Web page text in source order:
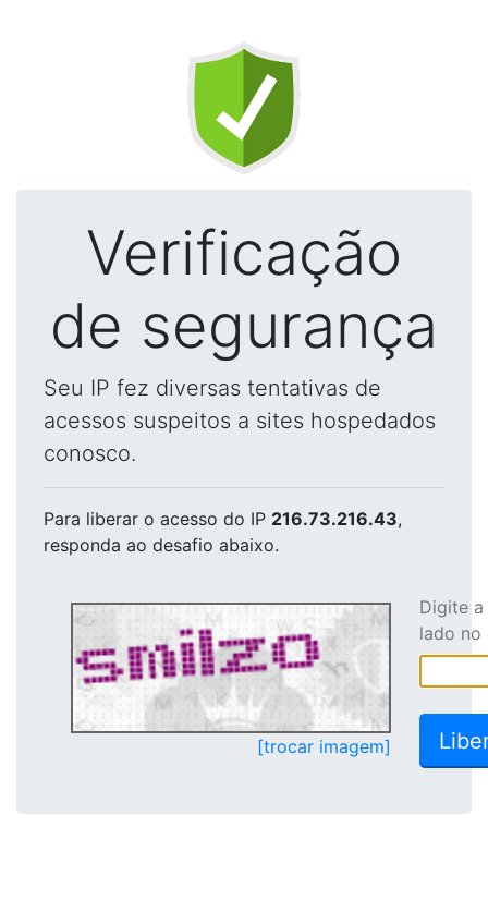
Verificação
de segurança
Seu IP fez diversas tentativas de
acessos suspeitos a sites hospedados
conosco.
Para liberar o acesso do IP 216.73.216.43,
responda ao desafio abaixo.
[trocar imagem]
Digite
lado no